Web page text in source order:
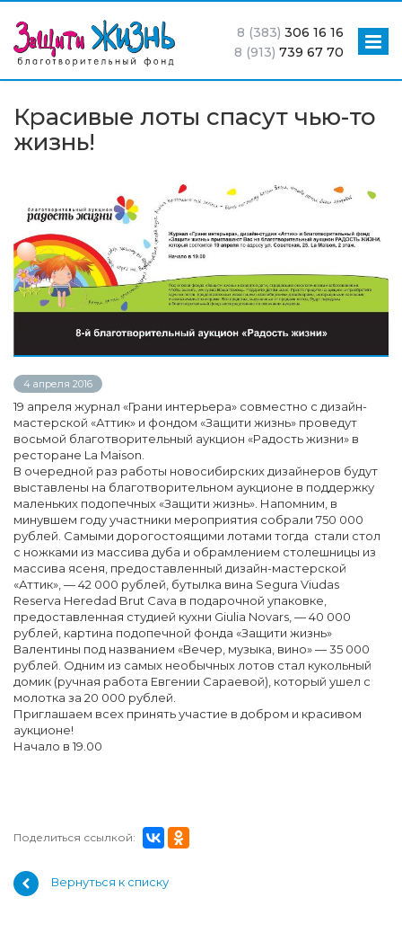
8 (383) 306 16 16
8 (913) 739 67 70
Красивые лоты спасут чью-то
жизнь!
4 апреля 2016
19 апреля журнал «Грани интерьера» совместно с дизайн-
мастерской «Аттик» и фондом «Защити жизнь» проведут
восьмой благотворительный аукцион «Радость жизни» в
ресторане La Maison.
В очередной раз работы новосибирских дизайнеров будут
выставлены на благотворительном аукционе в поддержку
маленьких подопечных «Защити жизнь». Напомним, в
минувшем году участники мероприятия собрали 750 000
рублей. Самыми дорогостоящими лотами тогда стали стол
с ножками из массива дуба и обрамлением столешницы из
массива ясеня, предоставленный дизайн-мастерской
«Аттик», — 42 000 рублей, бутылка вина Segura Viudas
Reserva Heredad Brut Cava в подарочной упаковке,
предоставленная студией кухни Giulia Novars, — 40 000
рублей, картина подопечной фонда «Защити жизнь»
Валентины под названием «Вечер, музыка, вино» — 35 000
рублей. Одним из самых необычных лотов стал кукольный
домик (ручная работа Евгении Сараевой), который ушел с
молотка за 20 000 рублей.
Приглашаем всех принять участие в добром и красивом
аукционе!
Начало в 19.00
Поделиться ссылкой:
Вернуться к списку